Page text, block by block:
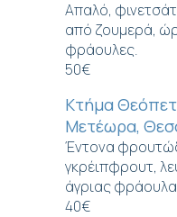
Απαλό,
από ζουμερά,
φράουλες.
50€
Κτήμα
Μετέωρα,
Έντονα
γκρέιπφρουτ,
άγριας
40€